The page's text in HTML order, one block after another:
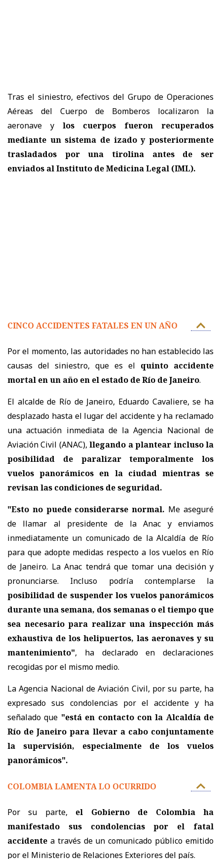
Tras el siniestro, efectivos del Grupo de Operaciones
Aéreas del Cuerpo de Bomberos localizaron la
aeronave y los cuerpos fueron recuperados
mediante un sistema de izado y posteriormente
trasladados por una tirolina antes de ser
enviados al Instituto de Medicina Legal (IML).
CINCO ACCIDENTES FATALES EN UN AÑO
Por el momento, las autoridades no han establecido las
causas del siniestro, que es el quinto accidente
mortal en un año en el estado de Río de Janeiro.
El alcalde de Río de Janeiro, Eduardo Cavaliere, se ha
desplazado hasta el lugar del accidente y ha reclamado
una actuación inmediata de la Agencia Nacional de
Aviación Civil (ANAC),llegando a plantear incluso la
posibilidad de paralizar temporalmente los
vuelos panorámicos en la ciudad mientras se
revisan las condiciones de seguridad.
"Esto no puede considerarse normal. Me aseguré
de llamar al presidente de la Anac y enviamos
inmediatamente un comunicado de la Alcaldía de Río
para que adopte medidas respecto a los vuelos en Río
de Janeiro. La Anac tendrá que tomar una decisión y
pronunciarse. Incluso podría contemplarse la
posibilidad de suspender los vuelos panorámicos
durante una semana, dos semanas o el tiempo que
sea necesario para realizar una inspección más
exhaustiva de los helipuertos, las aeronaves y su
mantenimiento", ha declarado en declaraciones
recogidas por el mismo medio.
La Agencia Nacional de Aviación Civil, por su parte, ha
expresado sus condolencias por el accidente y ha
señalado que "está en contacto con la Alcaldía de
Río de Janeiro para llevar a cabo conjuntamente
la supervisión, especialmente de los vuelos
panorámicos".
COLOMBIA LAMENTA LO OCURRIDO
Por su parte, el Gobierno de Colombia ha
manifestado sus condolencias por el fatal
accidente a través de un comunicado público emitido
por el Ministerio de Relaciones Exteriores del país.